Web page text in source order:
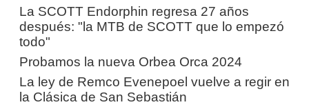
La SCOTT Endorphin regresa 27 años
después: "la MTB de SCOTT que lo empezó
todo"
Probamos la nueva Orbea Orca 2024
La ley de Remco Evenepoel vuelve a regir en
la Clásica de San Sebastián